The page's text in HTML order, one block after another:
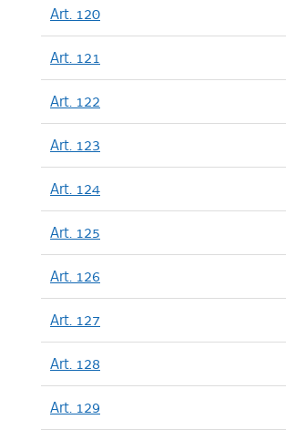
Art. 120
Art. 121
Art. 122
Art. 123
Art. 124
Art. 125
Art. 126
Art. 127
Art. 128
Art. 129